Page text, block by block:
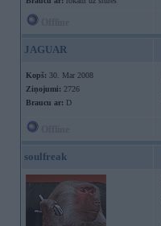
JAGUAR
Kopš: 30. Mar 2008
Ziņojumi: 2726
Braucu ar: D
soulfreak